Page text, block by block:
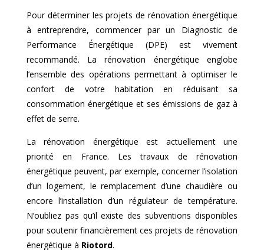
Pour déterminer les projets de rénovation énergétique
à entreprendre, commencer par un Diagnostic de
Performance Énergétique (DPE) est vivement
recommandé. La rénovation énergétique englobe
l’ensemble des opérations permettant à optimiser le
confort de votre habitation en réduisant sa
consommation énergétique et ses émissions de gaz à
effet de serre.
La rénovation énergétique est actuellement une
priorité en France. Les travaux de rénovation
énergétique peuvent, par exemple, concerner l’isolation
d’un logement, le remplacement d’une chaudière ou
encore l’installation d’un régulateur de température.
N’oubliez pas qu’il existe des subventions disponibles
pour soutenir financièrement ces projets de rénovation
énergétique à Riotord.